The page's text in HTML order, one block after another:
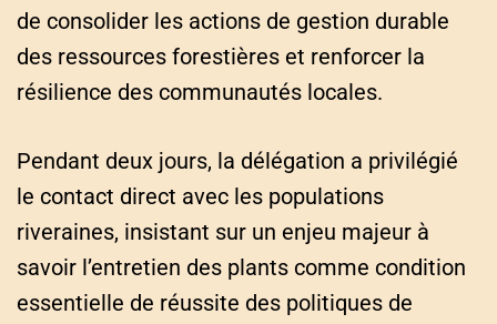
de consolider les actions de gestion durable
des ressources forestières et renforcer la
résilience des communautés locales.
Pendant deux jours, la délégation a privilégié
le contact direct avec les populations
riveraines, insistant sur un enjeu majeur à
savoir l’entretien des plants comme condition
essentielle de réussite des politiques de